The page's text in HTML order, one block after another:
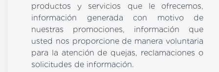
productos y servicios que le ofrecemos,
información generada con motivo de
nuestras promociones, información que
usted nos proporcione de manera voluntaria
para la atención de quejas, reclamaciones o
solicitudes de información.